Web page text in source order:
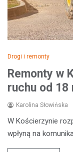
Drogi i remonty
Remonty w
ruchu od 18
Karolina Słowińska
W Kościerzynie
wpłyną na